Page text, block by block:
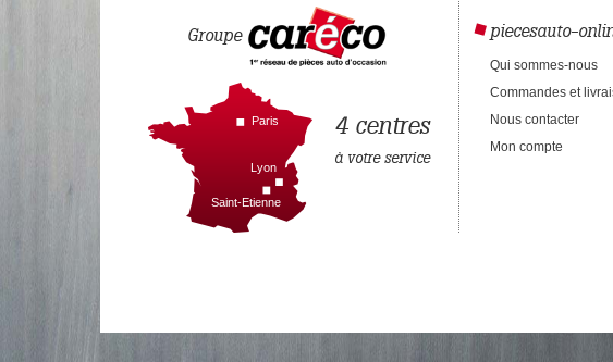
Groupe
4 centres
à votre service
Paris
Lyon
Saint-Etienne
piecesauto-
Qui sommes-nous
Commandes et
Nous contacter
Mon compte